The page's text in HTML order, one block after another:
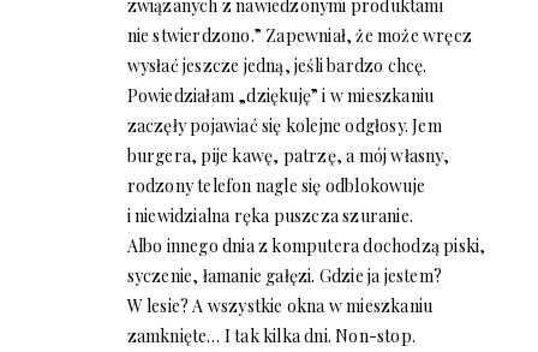
związanych z nawiedzonymi produktami
nie stwierdzono.” Zapewniał, że może wręcz
wysłać jeszcze jedną, jeśli bardzo chcę.
Powiedziałam „dziękuję” i w mieszkaniu
zaczęły pojawiać się kolejne odgłosy. Jem
burgera, pije kawę, patrzę, a mój własny,
rodzony telefon nagle się odblokowuje
i niewidzialna ręka puszcza szuranie.
Albo innego dnia z komputera dochodzą piski,
syczenie, łamanie gałęzi. Gdzie ja jestem?
W lesie? A wszystkie okna w mieszkaniu
zamknięte… I tak kilka dni. Non-stop.